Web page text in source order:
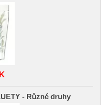
- Různé druhy